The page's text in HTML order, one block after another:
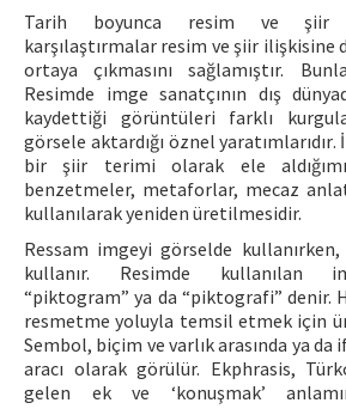
Tarih boyunca resim ve şiir
karşılaştırmalar resim ve şiir ilişkisine
ortaya çıkmasını sağlamıştır.
Resimde imge sanatçının dış
kaydettiği görüntüleri farklı
görsele aktardığı öznel
bir şiir terimi olarak ele
benzetmeler, metaforlar, mecaz
kullanılarak yeniden üretilmesidir.
Ressam imgeyi görselde
kullanır. Resimde kullanılan
“piktogram” ya da “piktografi” denir.
resmetme yoluyla temsil etmek için
Sembol, biçim ve varlık arasında ya da
aracı olarak görülür. Ekphrasis,
gelen ek ve ‘konuşmak’